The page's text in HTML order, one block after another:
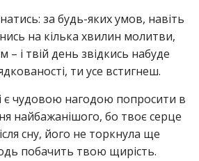
за будь-яких умов, навіть
на кілька хвилин молитви,
– і твій день звідкись набуде
ти усе встигнеш.
є чудовою нагодою попросити в
найбажанішого, бо твоє серце
сну, його не торкнула ще
побачить твою щирість.